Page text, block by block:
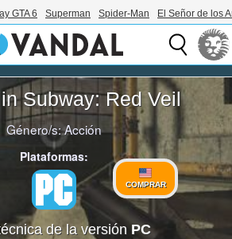
GTA 6 Superman Spider-Man El Señor de los
Subway: Red Veil
Género/s:Acción
Plataformas:
COMPRAR
de la versión PC